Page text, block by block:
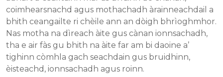
coimhearsnachd agus mothachadh àrainneachdail a
bhith ceangailte ri chèile ann an dòigh bhrìoghmhor.
Nas motha na dìreach àite gus cànan ionnsachadh,
tha e air fàs gu bhith na àite far am bi daoine a’
tighinn còmhla gach seachdain gus bruidhinn,
èisteachd, ionnsachadh agus roinn.